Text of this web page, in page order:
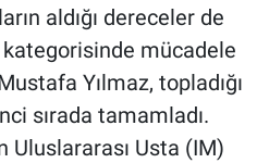
aldığı dereceler de
mücadele
Yılmaz, topladığı
sırada tamamladı.
Uluslararası Usta (IM)